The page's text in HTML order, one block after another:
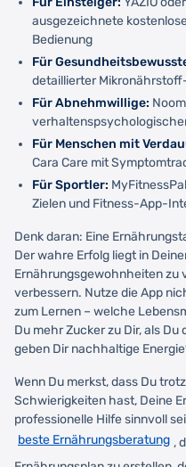
ausgezeichnete
Bedienung
Für
detaillierter
Für Abnehmwillige:
Für Menschen mit
Cara Care mit
Für Sportler:
Zielen und Fitness-App-
Denk daran: Eine
Der wahre Erfolg liegt in
Ernährungsgewohnheiten zu
verbessern. Nutze die App
zum Lernen – welche
Du mehr Zucker zu Dir, als
geben Dir nachhaltige
Wenn Du merkst, dass Du
Schwierigkeiten hast, Deine
professionelle Hilfe sinnvoll
beste Ernährungsberatung ,